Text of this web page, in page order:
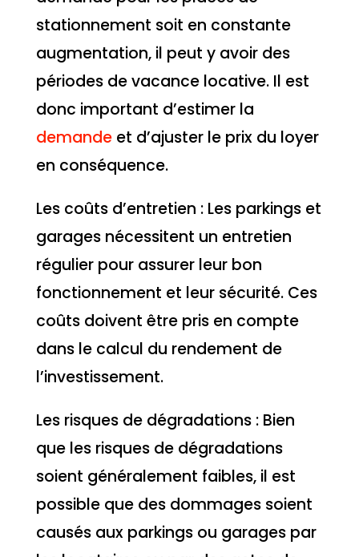
stationnement soit en constante
augmentation, il peut y avoir des
périodes de vacance locative. Il est
donc important d’estimer la
demandeet d’ajuster le prix du loyer
en conséquence.
Les coûts d’entretien : Les parkings et
garages nécessitent un entretien
régulier pour assurer leur bon
fonctionnement et leur sécurité. Ces
coûts doivent être pris en compte
dans le calcul du rendement de
l’investissement.
Les risques de dégradations : Bien
que les risques de dégradations
soient généralement faibles, il est
possible que des dommages soient
causés aux parkings ou garages par